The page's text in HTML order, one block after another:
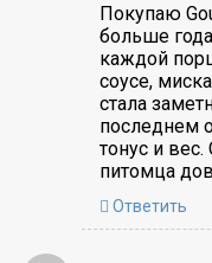
Покупаю
больше
каждой
соусе,
стала
последнем
тонус и
питомца
Ответить